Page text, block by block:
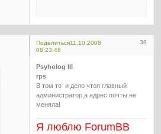
Поделиться 38
11.10.2008
08:23:46
Psyholog III
rps
В том то и дело чтоя главный
администратор,а адрес почты не
меняла!
Я люблю ForumBB